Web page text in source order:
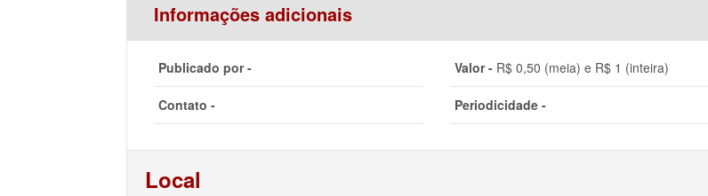
Informações adicionais
Publicado por - Valor -R$ 0,50 (meia) e R$ 1 (inteira)
Contato - Periodicidade -
Local